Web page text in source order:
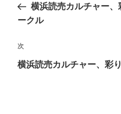
ナ
ゲ
ー
の
投
横浜読売カルチャー
ークル
次
の
次
横浜読売カルチャー、彩